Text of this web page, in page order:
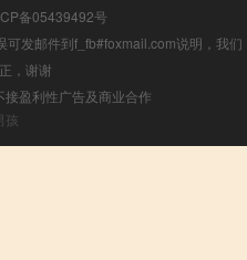
备05439492号
发邮件到f_fb#foxmail.com说明，我们
，谢谢
盈利性广告及商业合作
孩